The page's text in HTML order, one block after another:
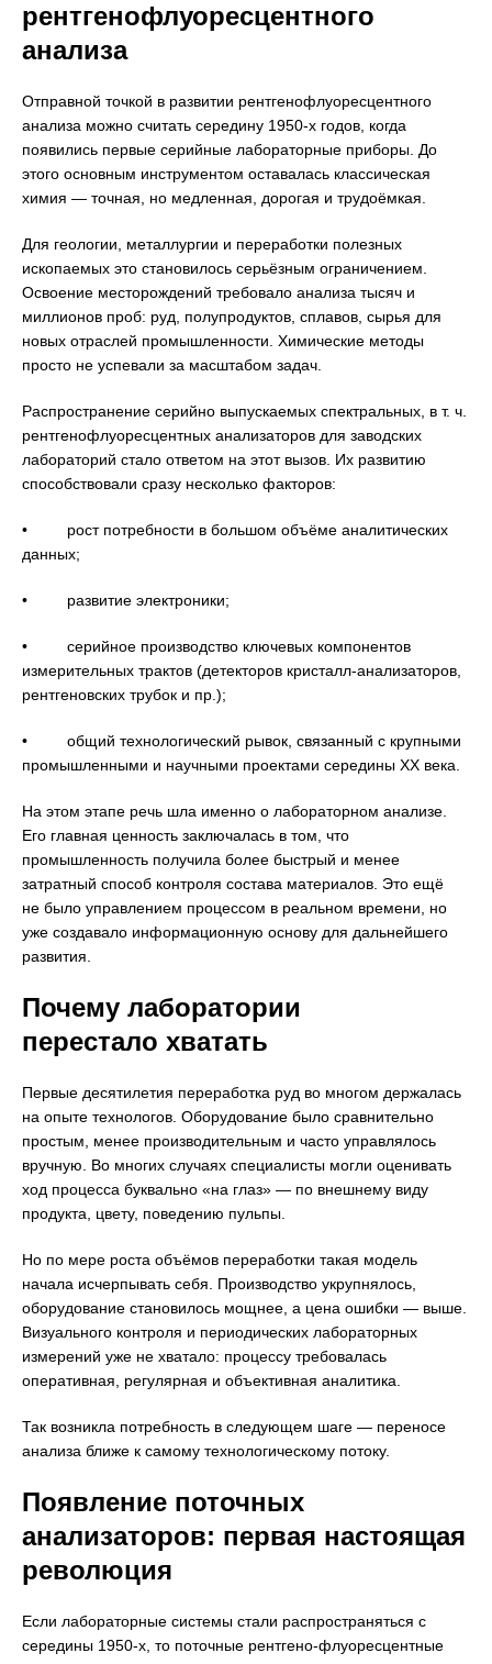
рентгенофлуоресцентного
анализа
Отправной точкой в развитии рентгенофлуоресцентного
анализа можно считать середину 1950-х годов, когда
появились первые серийные лабораторные приборы. До
этого основным инструментом оставалась классическая
химия — точная, но медленная, дорогая и трудоёмкая.
Для геологии, металлургии и переработки полезных
ископаемых это становилось серьёзным ограничением.
Освоение месторождений требовало анализа тысяч и
миллионов проб: руд, полупродуктов, сплавов, сырья для
новых отраслей промышленности. Химические методы
просто не успевали за масштабом задач.
Распространение серийно выпускаемых спектральных, в т. ч.
рентгенофлуоресцентных анализаторов для заводских
лабораторий стало ответом на этот вызов. Их развитию
способствовали сразу несколько факторов:
• рост потребности в большом объёме аналитических
данных;
• развитие электроники;
• серийное производство ключевых компонентов
измерительных трактов (детекторов кристалл-анализаторов,
рентгеновских трубок и пр.);
• общий технологический рывок, связанный с крупными
промышленными и научными проектами середины XX века.
На этом этапе речь шла именно о лабораторном анализе.
Его главная ценность заключалась в том, что
промышленность получила более быстрый и менее
затратный способ контроля состава материалов. Это ещё
не было управлением процессом в реальном времени, но
уже создавало информационную основу для дальнейшего
развития.
Почему лаборатории
перестало хватать
Первые десятилетия переработка руд во многом держалась
на опыте технологов. Оборудование было сравнительно
простым, менее производительным и часто управлялось
вручную. Во многих случаях специалисты могли оценивать
ход процесса буквально «на глаз» — по внешнему виду
продукта, цвету, поведению пульпы.
Но по мере роста объёмов переработки такая модель
начала исчерпывать себя. Производство укрупнялось,
оборудование становилось мощнее, а цена ошибки — выше.
Визуального контроля и периодических лабораторных
измерений уже не хватало: процессу требовалась
оперативная, регулярная и объективная аналитика.
Так возникла потребность в следующем шаге — переносе
анализа ближе к самому технологическому потоку.
Появление поточных
анализаторов: первая настоящая
революция
Если лабораторные системы стали распространяться с
середины 1950-х, то поточные рентгено-флуоресцентные